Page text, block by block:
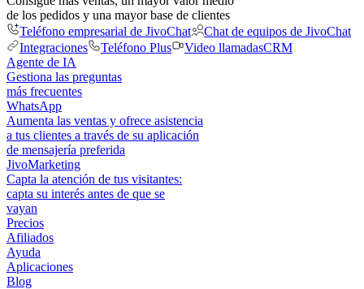
de los pedidos y una mayor base de clientes
Teléfono empresarial de JivoChat
Chat de equipos de JivoChat
Integraciones
Teléfono Plus Video llamadasCRM
Agente de IA
Gestiona las preguntas
más frecuentes
WhatsApp
Aumenta las ventas y ofrece asistencia
a tus clientes a través de su aplicación
de mensajería preferida
JivoMarketing
Capta la atención de tus visitantes:
capta su interés antes de que se
vayan
Precios
Afiliados
Ayuda
Aplicaciones
Blog